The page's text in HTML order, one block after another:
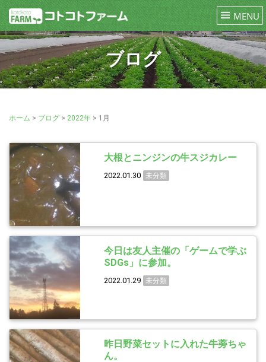
ブログ
ホーム > ブログ > 2022年 > 1月
大根とニンジンの牛スジカレー
2022.01.30 未分類
今日は友人主催の「ゲームで学ぶ
SDGs」に参加。
2022.01.29 未分類
昨日野菜セットに入れた牛蒡ちゃ
ん。